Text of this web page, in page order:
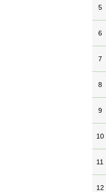
5
6
7
8
9
10
11
12